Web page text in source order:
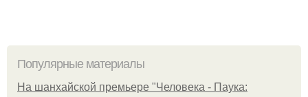
Популярные материалы
На шанхайской премьере "Человека - Паука: